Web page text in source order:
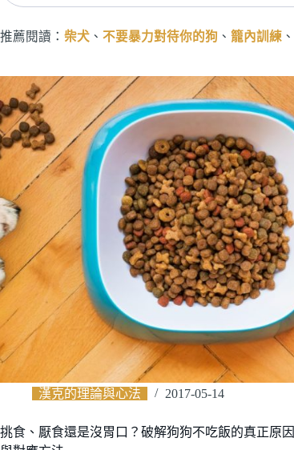
推薦閱讀： 柴犬 、 不要暴力對待你的狗 、 籠內訓練 、
漢克的理論與心法 2017-05-14
挑食、厭食還是沒胃口？破解狗狗不吃飯的真正原因